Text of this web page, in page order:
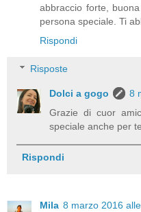
abbraccio forte,
persona speciale. Ti
Rispondi
Risposte
Dolci a gogo
8
Grazie di cuor
speciale anche per
Rispondi
Mila 8 marzo 2016